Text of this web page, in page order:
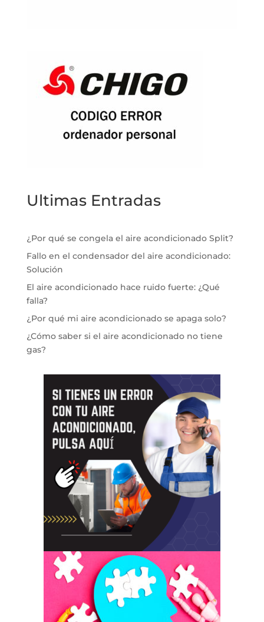
Ultimas Entradas
¿Por qué se congela el aire acondicionado Split?
Fallo en el condensador del aire acondicionado:
Solución
El aire acondicionado hace ruido fuerte: ¿Qué
falla?
¿Por qué mi aire acondicionado se apaga solo?
¿Cómo saber si el aire acondicionado no tiene
gas?